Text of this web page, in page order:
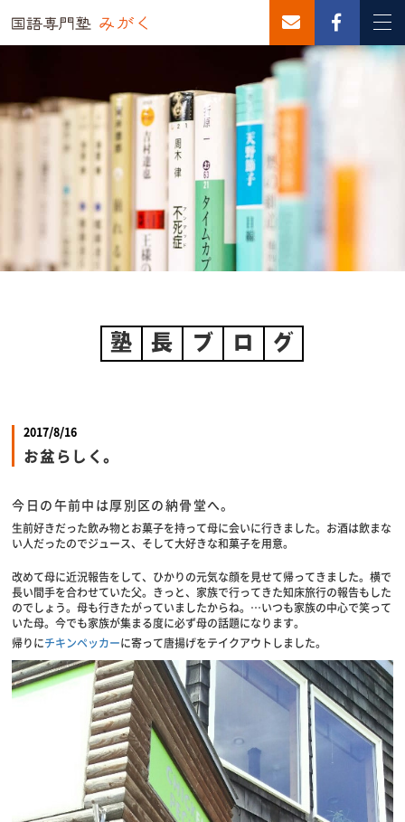
塾 長 ブ ロ グ
2017/8/16
お盆らしく。
今日の午前中は厚別区の納骨堂へ。
生前好きだった飲み物とお菓子を持って母に会いに行きました。お酒は飲まな
い人だったのでジュース、そして大好きな和菓子を用意。
改めて母に近況報告をして、ひかりの元気な顔を見せて帰ってきました。横で
長い間手を合わせていた父。きっと、家族で行ってきた知床旅行の報告もした
のでしょう。母も行きたがっていましたからね。…いつも家族の中心で笑って
いた母。今でも家族が集まる度に必ず母の話題になります。
帰りにチキンペッカーに寄って唐揚げをテイクアウトしました。